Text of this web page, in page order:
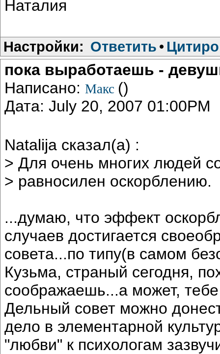
Наталия
Настройки: Ответить •
пока выработаешь -
Написано: Макс ()
Дата: July 20, 2007 01:00PM
Natalija сказал(а) :
> Для очень многих людей
> равносилен оскорблению.
...думаю, что эффект
случаев достигается
совета...по типу(в самом
Кузьма, страный сегодня,
соображаешь...а может, тебе
Дельный совет можно
дело в элементарной
"любви" к психологам